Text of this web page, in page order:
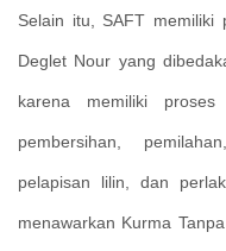
Selain itu, SAFT memiliki
Deglet Nour yang
karena memiliki
pembersihan,
pelapisan lilin, dan
menawarkan Kurma